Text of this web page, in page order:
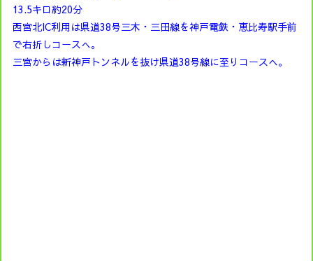
13.5キロ約20分
西宮北IC利用は県道38号三木・三田線を神戸電鉄・恵比寿駅手前
で右折しコースへ。
三宮からは新神戸トンネルを抜け県道38号線に至りコースへ。